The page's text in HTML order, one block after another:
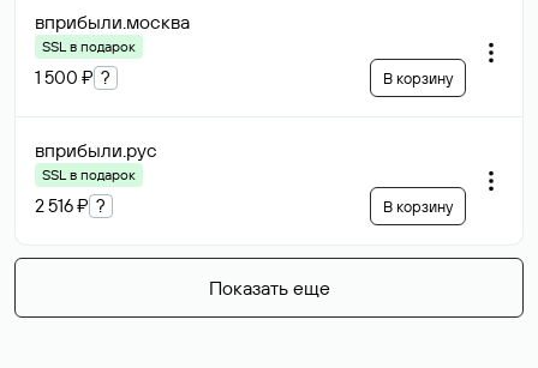
вприбыли.москва
SSL в подарок
1 500 ₽ ? В корзину
вприбыли.рус
SSL в подарок
2 516 ₽ ? В корзину
Показать еще